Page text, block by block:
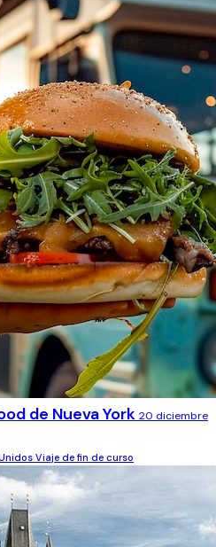
de Nueva York 20 diciembre
Viaje de fin de curso